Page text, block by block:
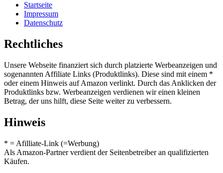
Startseite
Impressum
Datenschutz
Rechtliches
Unsere Webseite finanziert sich durch platzierte Werbeanzeigen und
sogenannten Affiliate Links (Produktlinks). Diese sind mit einem *
oder einem Hinweis auf Amazon verlinkt. Durch das Anklicken der
Produktlinks bzw. Werbeanzeigen verdienen wir einen kleinen
Betrag, der uns hilft, diese Seite weiter zu verbessern.
Hinweis
* = Afilliate-Link (=Werbung)
Als Amazon-Partner verdient der Seitenbetreiber an qualifizierten
Käufen.